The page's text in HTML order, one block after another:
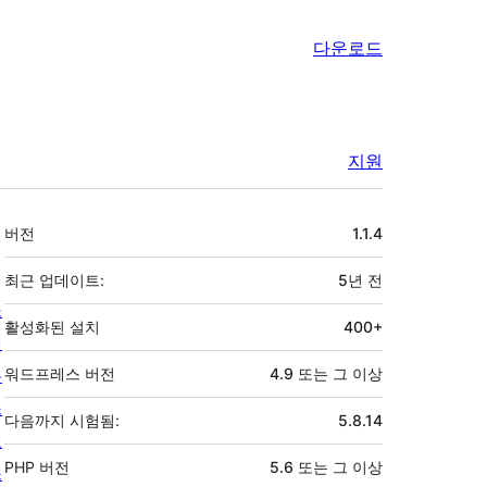
다운로드
지원
기
초
버전 1.1.4
최근 업데이트: 5년 전
활성화된 설치 400+
워드프레스 버전 4.9 또는 그 이상
다음까지 시험됨: 5.8.14
PHP 버전 5.6 또는 그 이상